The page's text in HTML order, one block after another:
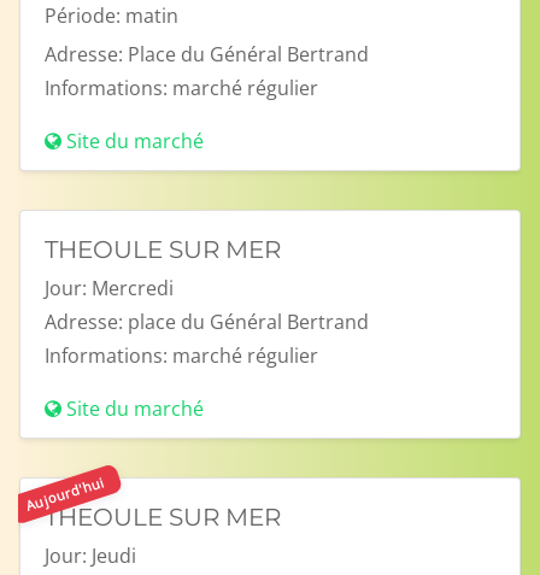
Période: matin
Adresse: Place du Général Bertrand
Informations: marché régulier
Site du marché
THEOULE SUR MER
Jour: Mercredi
Adresse: place du Général Bertrand
Informations: marché régulier
Site du marché
Aujourd'hui
THEOULE SUR MER
Jour: Jeudi